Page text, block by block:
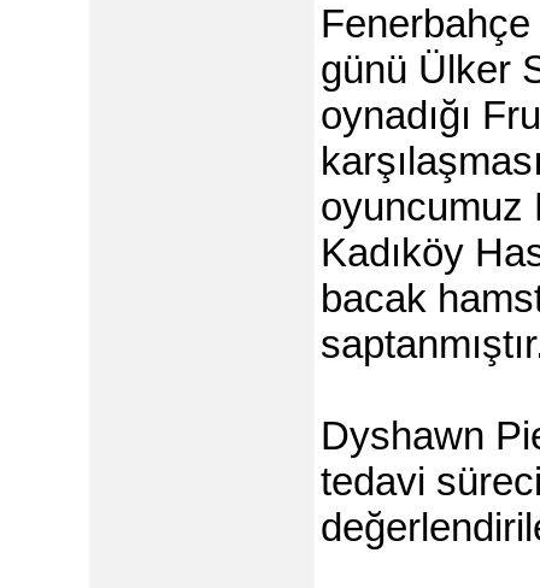
Fenerbahçe
günü Ülker
oynadığı
oyuncumuz
Kadıköy
bacak
Dyshawn
tedavi